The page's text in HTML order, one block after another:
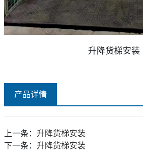
升降货梯安装
产品详情
上一条： 升降货梯安装
下一条： 升降货梯安装